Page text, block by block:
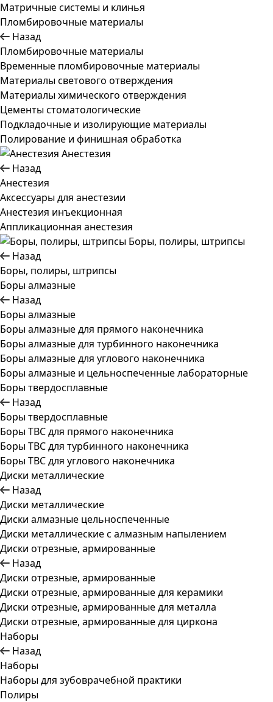
Матричные системы и клинья
Пломбировочные материалы
Назад
Пломбировочные материалы
Временные пломбировочные материалы
Материалы светового отверждения
Материалы химического отверждения
Цементы стоматологические
Подкладочные и изолирующие материалы
Полирование и финишная обработка
Анестезия
Назад
Анестезия
Аксессуары для анестезии
Анестезия инъекционная
Аппликационная анестезия
Боры, полиры, штрипсы
Назад
Боры, полиры, штрипсы
Боры алмазные
Назад
Боры алмазные
Боры алмазные для прямого наконечника
Боры алмазные для турбинного наконечника
Боры алмазные для углового наконечника
Боры алмазные и цельноспеченные лабораторные
Боры твердосплавные
Назад
Боры твердосплавные
Боры ТВС для прямого наконечника
Боры ТВС для турбинного наконечника
Боры ТВС для углового наконечника
Диски металлические
Назад
Диски металлические
Диски алмазные цельноспеченные
Диски металлические с алмазным напылением
Диски отрезные, армированные
Назад
Диски отрезные, армированные
Диски отрезные, армированные для керамики
Диски отрезные, армированные для металла
Диски отрезные, армированные для циркона
Наборы
Назад
Наборы
Наборы для зубоврачебной практики
Полиры